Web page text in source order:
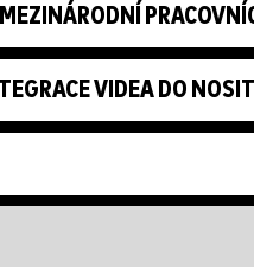
VIDEA DO